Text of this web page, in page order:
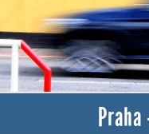
Měli